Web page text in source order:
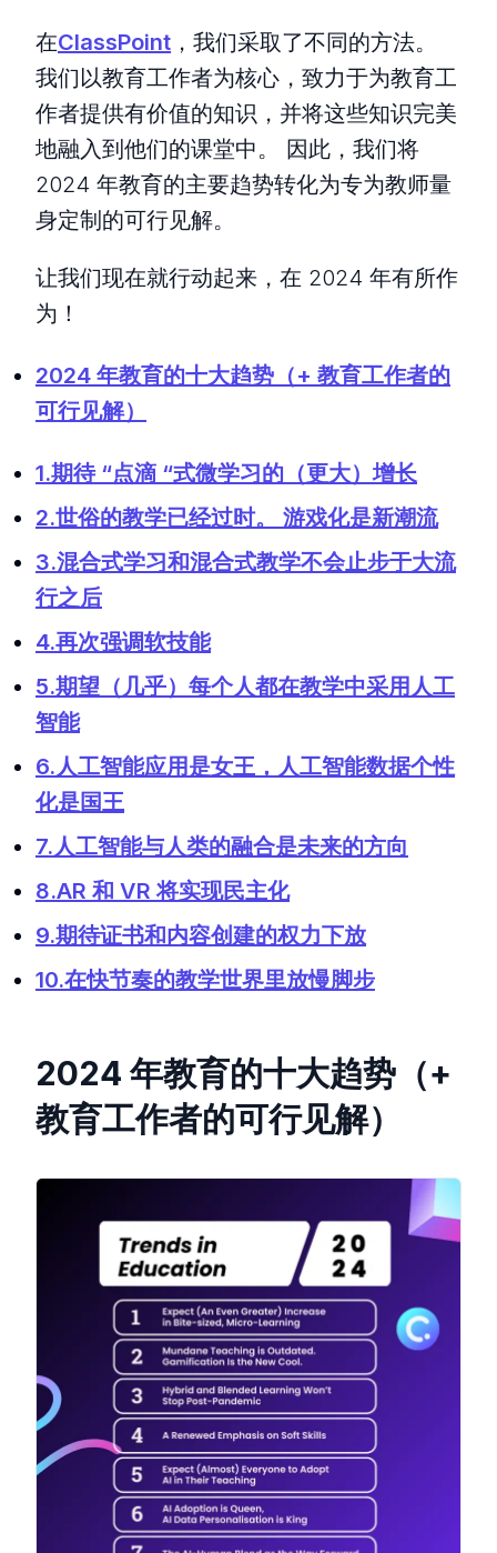
在ClassPoint ，我们采取了不同的方法。
我们以教育工作者为核心，致力于为教育工
作者提供有价值的知识，并将这些知识完美
地融入到他们的课堂中。 因此，我们将
2024 年教育的主要趋势转化为专为教师量
身定制的可行见解。
让我们现在就行动起来，在 2024 年有所作
为！
2024 年教育的十大趋势（+ 教育工作者的
可行见解）
1.期待 “点滴 “式微学习的（更大）增长
2.世俗的教学已经过时。 游戏化是新潮流
3.混合式学习和混合式教学不会止步于大流
行之后
4.再次强调软技能
5.期望（几乎）每个人都在教学中采用人工
智能
6.人工智能应用是女王，人工智能数据个性
化是国王
7.人工智能与人类的融合是未来的方向
8.AR 和 VR 将实现民主化
9.期待证书和内容创建的权力下放
10.在快节奏的教学世界里放慢脚步
2024 年教育的十大趋势（+
教育工作者的可行见解）